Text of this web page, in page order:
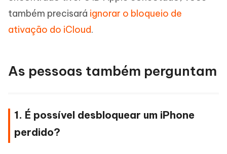
também precisará ignorar o bloqueio de
ativação do iCloud.
As pessoas também perguntam
1. É possível desbloquear um iPhone
perdido?